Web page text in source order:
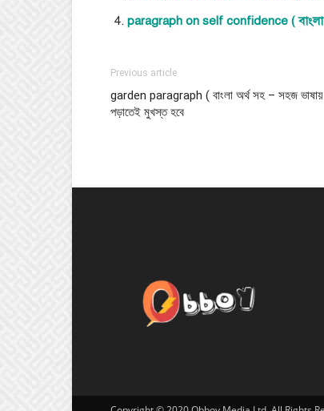
paragraph on self confidence ( বাংলা
Previous article
garden paragraph ( বাংলা অর্থ সহ – সহজ
পড়াতেই মুখস্ত হবে